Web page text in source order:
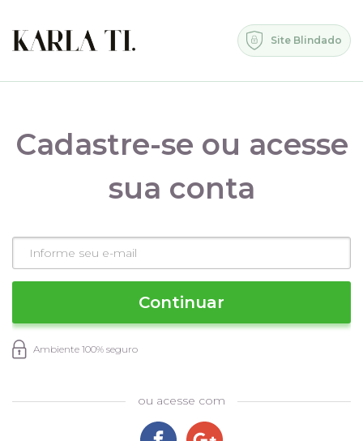
Site Blindado
Cadastre-se ou acesse
sua conta
Continuar
Ambiente 100% seguro
ou acesse com